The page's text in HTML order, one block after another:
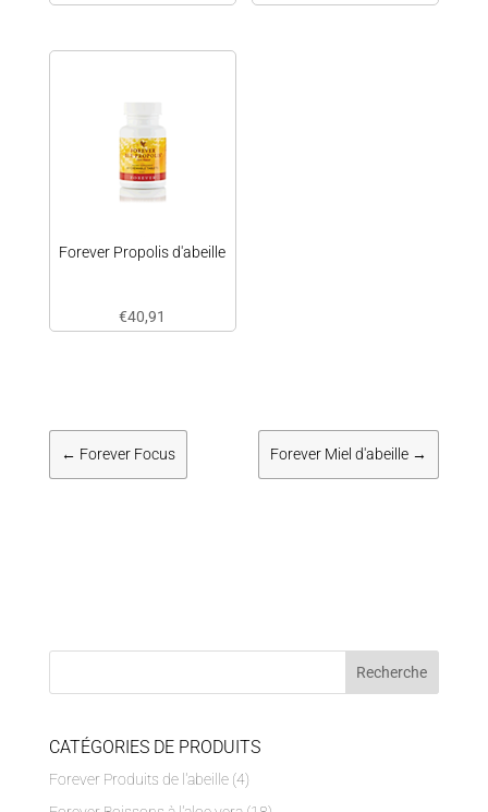
Forever Propolis d'abeille
€40,91
← Forever Focus Forever Miel d'abeille →
CATÉGORIES DE PRODUITS
Forever Produits de l'abeille (4)